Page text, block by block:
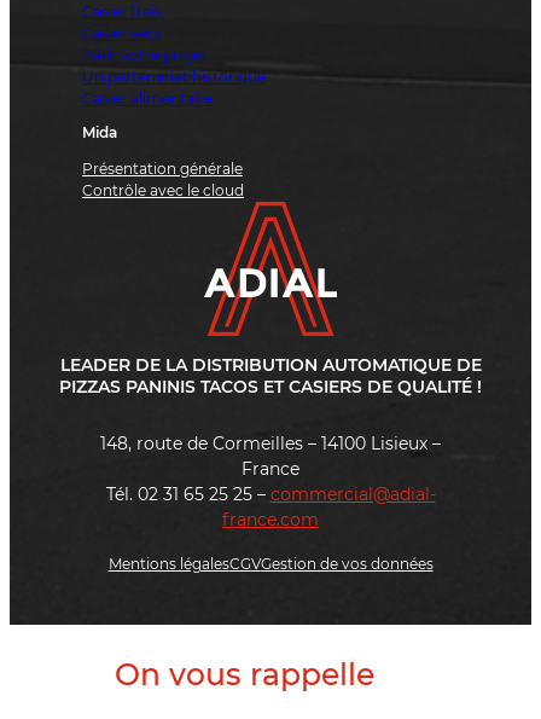
Casier frais
Casier secs
Bâtir votre projet
Un partenariat historique
Casier alimentaire
Mida
Présentation générale
Contrôle avec le cloud
LEADER DE LA DISTRIBUTION AUTOMATIQUE DE
PIZZAS PANINIS TACOS ET CASIERS DE QUALITÉ !
148, route de Cormeilles – 14100 Lisieux –
France
Tél. 02 31 65 25 25 – commercial@adial-
france.com
Mentions légalesCGVGestion de vos données
On vous rappelle